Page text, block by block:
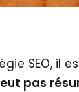
SEO, il
pas